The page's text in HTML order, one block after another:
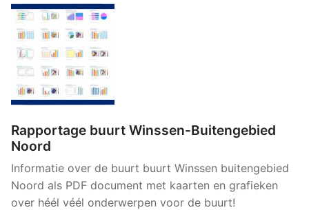
Rapportage buurt Winssen-Buitengebied
Noord
Informatie over de buurt buurt Winssen buitengebied
Noord als PDF document met kaarten en grafieken
over héél véél onderwerpen voor de buurt!